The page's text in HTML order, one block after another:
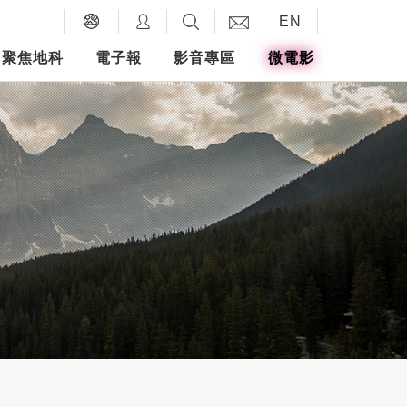
EN
聚焦地科 電子報 影音專區 微電影